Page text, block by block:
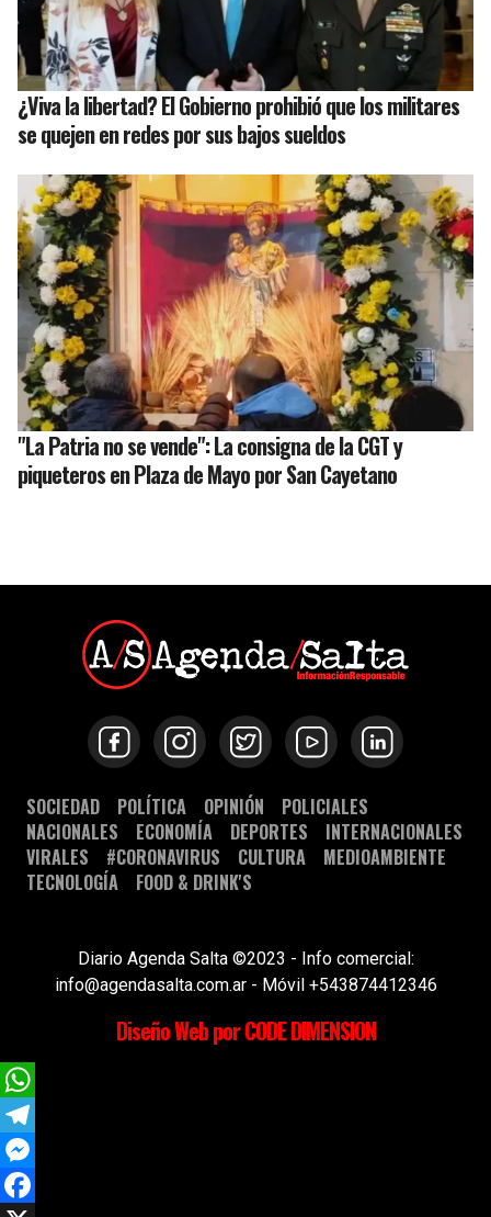
¿Viva la libertad? El Gobierno prohibió que los militares
se quejen en redes por sus bajos sueldos
"La Patria no se vende": La consigna de la CGT y
piqueteros en Plaza de Mayo por San Cayetano
SOCIEDAD POLÍTICA OPINIÓN
POLICIALES
NACIONALES
ECONOMÍA DEPORTES
INTERNACIONALES
VIRALES
#CORONAVIRUS CULTURA
MEDIOAMBIENTE
TECNOLOGÍA
FOOD & DRINK'S
Diario Agenda Salta ©2023 - Info comercial:
info@agendasalta.com.ar - Móvil +543874412346
Diseño Web por CODE DIMENSION
WhatsApp
Telegram
Messenger